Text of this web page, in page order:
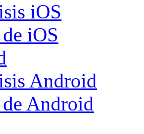
iOS
iOS
Android
Android